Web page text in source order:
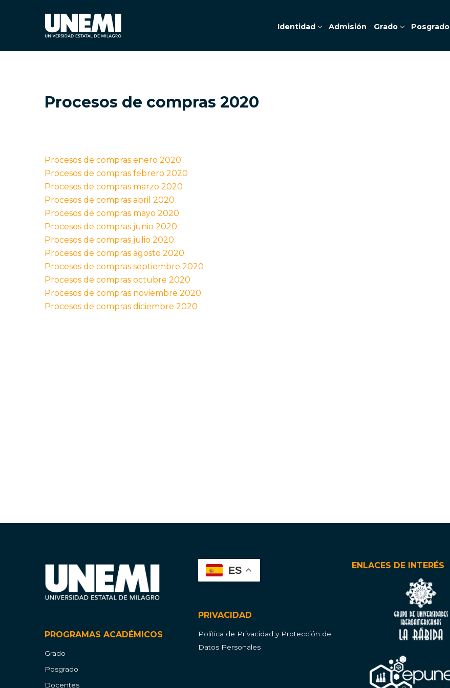
Identidad Admisión Grado Posgrado
Procesos de compras 2020
Procesos de compras enero 2020
Procesos de compras febrero 2020
Procesos de compras marzo 2020
Procesos de compras abril 2020
Procesos de compras mayo 2020
Procesos de compras junio 2020
Procesos de compras julio 2020
Procesos de compras agosto 2020
Procesos de compras septiembre 2020
Procesos de compras octubre 2020
Procesos de compras noviembre 2020
Procesos de compras diciembre 2020
PROGRAMAS ACADÉMICOS
Grado
Posgrado
Docentes
ES
PRIVACIDAD
Política de Privacidad y Protección de
Datos Personales
ENLACES DE INTERÉS